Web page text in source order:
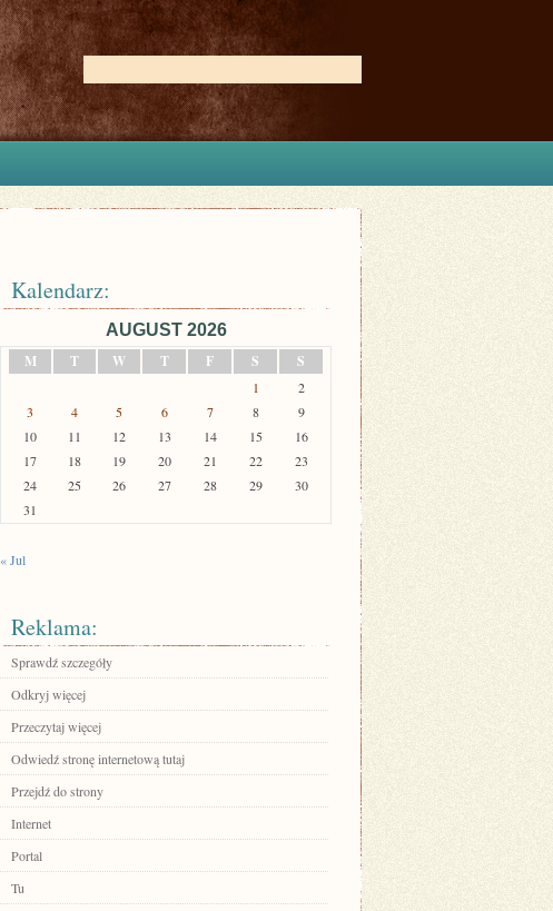
Kalendarz:
AUGUST 2026
M
T W T F S S
1
2
3
4 5 6 7 8
9
10
11 12 13 14 15
16
17
18 19 20 21 22
23
24
25 26 27 28 29
30
31
« Jul
Reklama:
Sprawdź szczegóły
Odkryj więcej
Przeczytaj więcej
Odwiedź stronę internetową tutaj
Przejdź do strony
Internet
Portal
Tu